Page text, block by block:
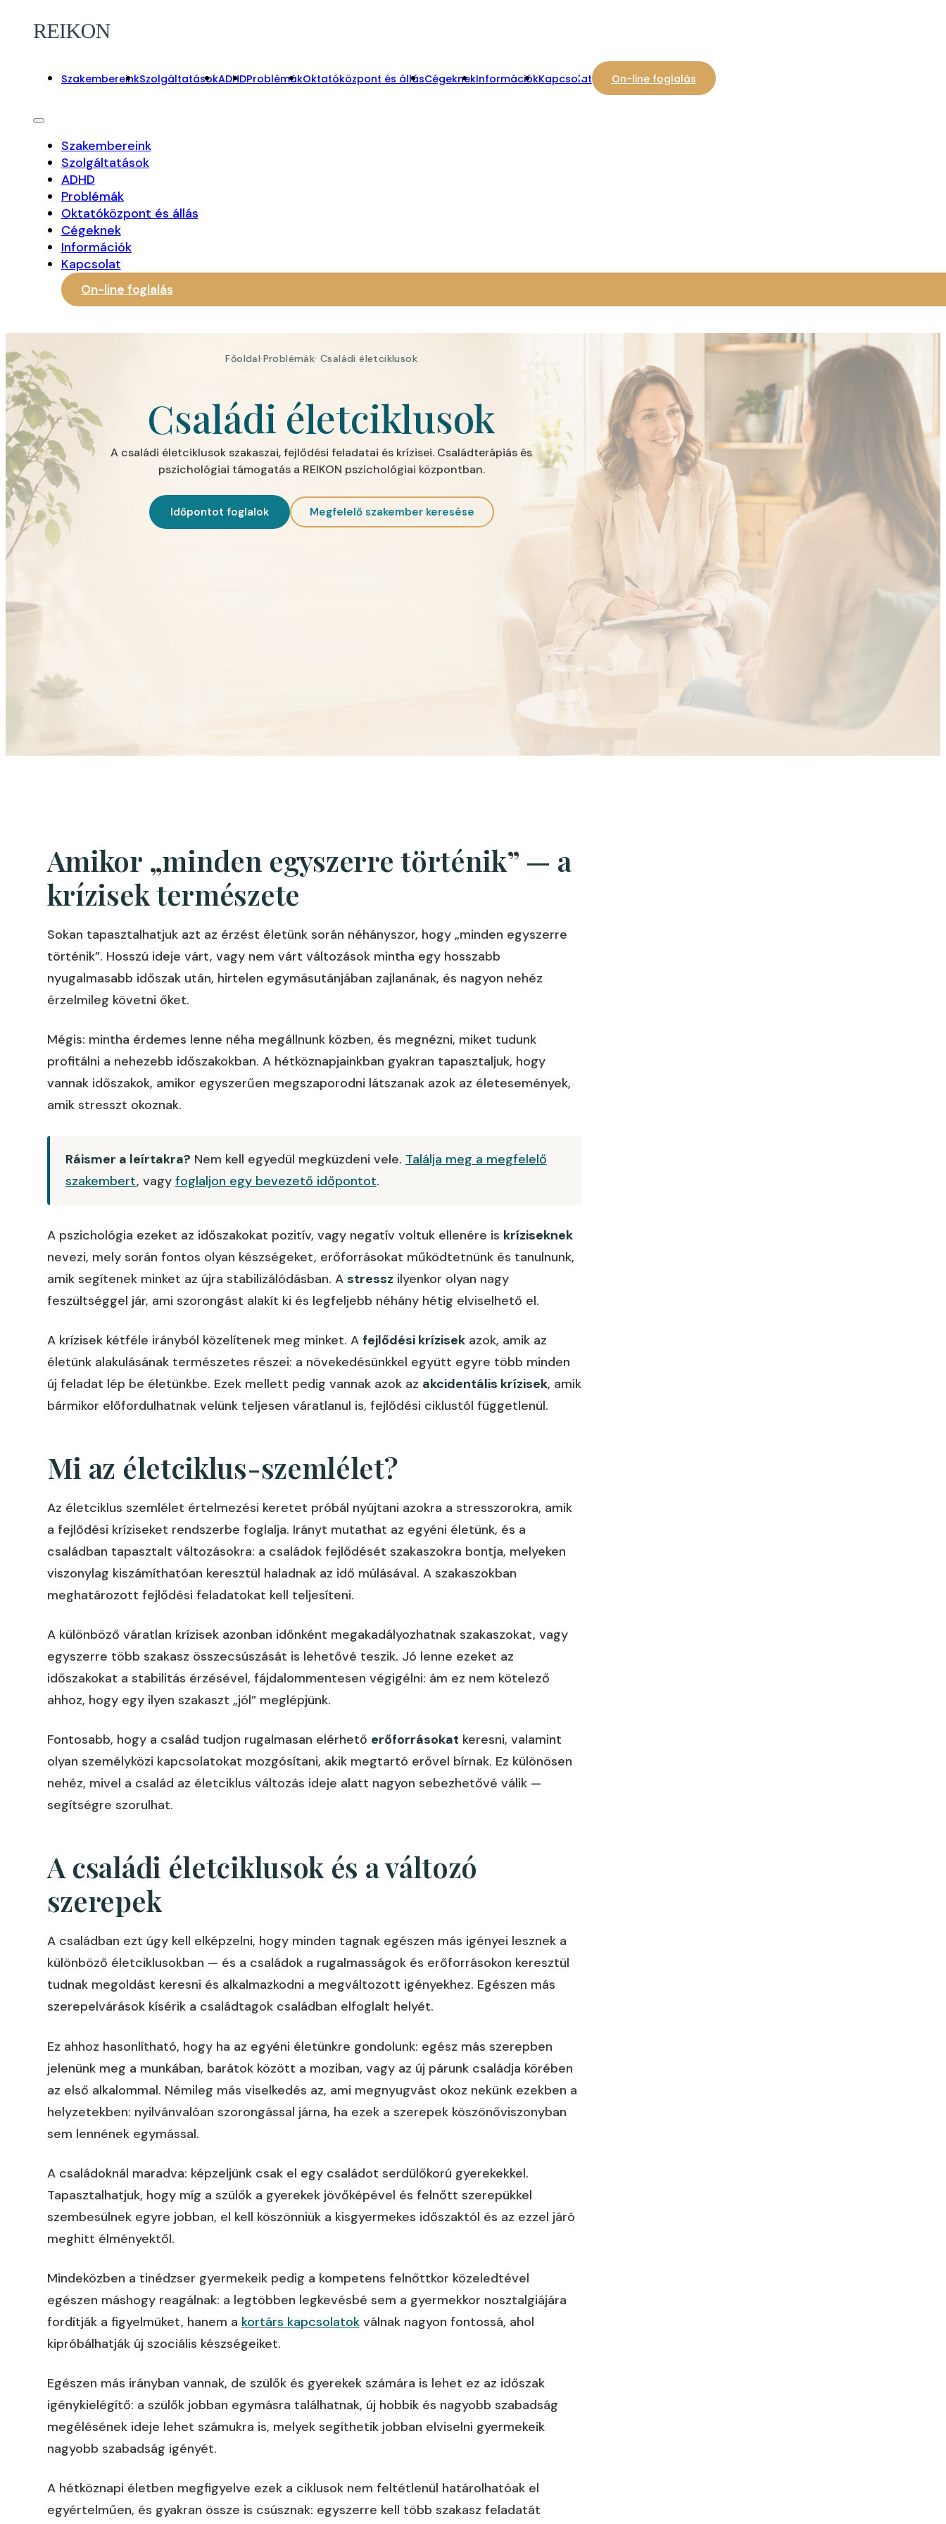
SzakembereinkSzolgáltatásokADHDProblémákOktatóközpont és állásCégeknekInformációkKapcsolat On-line foglalás
Szakembereink
Szolgáltatások
ADHD
Problémák
Oktatóközpont és állás
Cégeknek
Információk
Kapcsolat
On-line foglalás
Főoldal·Problémák· Családi életciklusok
Családi életciklusok
A családi életciklusok szakaszai, fejlődési feladatai és krízisei. Családterápiás és
pszichológiai támogatás a REIKON pszichológiai központban.
Időpontot foglalok Megfelelő szakember keresése
Amikor „minden egyszerre történik” — a
krízisek természete
Sokan tapasztalhatjuk azt az érzést életünk során néhányszor, hogy „minden egyszerre
történik”. Hosszú ideje várt, vagy nem várt változások mintha egy hosszabb
nyugalmasabb időszak után, hirtelen egymásutánjában zajlanának, és nagyon nehéz
érzelmileg követni őket.
Mégis: mintha érdemes lenne néha megállnunk közben, és megnézni, miket tudunk
profitálni a nehezebb időszakokban. A hétköznapjainkban gyakran tapasztaljuk, hogy
vannak időszakok, amikor egyszerűen megszaporodni látszanak azok az életesemények,
amik stresszt okoznak.
Ráismer a leírtakra? Nem kell egyedül megküzdeni vele. Találja meg a megfelelő
szakembert, vagy foglaljon egy bevezető időpontot.
A pszichológia ezeket az időszakokat pozitív, vagy negatív voltuk ellenére is kríziseknek
nevezi, mely során fontos olyan készségeket, erőforrásokat működtetnünk és tanulnunk,
amik segítenek minket az újra stabilizálódásban. A stressz ilyenkor olyan nagy
feszültséggel jár, ami szorongást alakít ki és legfeljebb néhány hétig elviselhető el.
A krízisek kétféle irányból közelítenek meg minket. A fejlődési krízisekazok, amik az
életünk alakulásának természetes részei: a növekedésünkkel együtt egyre több minden
új feladat lép be életünkbe. Ezek mellett pedig vannak azok az akcidentális krízisek, amik
bármikor előfordulhatnak velünk teljesen váratlanul is, fejlődési ciklustól függetlenül.
Mi az életciklus-szemlélet?
Az életciklus szemlélet értelmezési keretet próbál nyújtani azokra a stresszorokra, amik
a fejlődési kríziseket rendszerbe foglalja. Irányt mutathat az egyéni életünk, és a
családban tapasztalt változásokra: a családok fejlődését szakaszokra bontja, melyeken
viszonylag kiszámíthatóan keresztül haladnak az idő múlásával. A szakaszokban
meghatározott fejlődési feladatokat kell teljesíteni.
A különböző váratlan krízisek azonban időnként megakadályozhatnak szakaszokat, vagy
egyszerre több szakasz összecsúszását is lehetővé teszik. Jó lenne ezeket az
időszakokat a stabilitás érzésével, fájdalommentesen végigélni: ám ez nem kötelező
ahhoz, hogy egy ilyen szakaszt „jól” meglépjünk.
Fontosabb, hogy a család tudjon rugalmasan elérhető erőforrásokat keresni, valamint
olyan személyközi kapcsolatokat mozgósítani, akik megtartó erővel bírnak. Ez különösen
nehéz, mivel a család az életciklus változás ideje alatt nagyon sebezhetővé válik —
segítségre szorulhat.
A családi életciklusok és a változó
szerepek
A családban ezt úgy kell elképzelni, hogy minden tagnak egészen más igényei lesznek a
különböző életciklusokban — és a családok a rugalmasságok és erőforrásokon keresztül
tudnak megoldást keresni és alkalmazkodni a megváltozott igényekhez. Egészen más
szerepelvárások kísérik a családtagok családban elfoglalt helyét.
Ez ahhoz hasonlítható, hogy ha az egyéni életünkre gondolunk: egész más szerepben
jelenünk meg a munkában, barátok között a moziban, vagy az új párunk családja körében
az első alkalommal. Némileg más viselkedés az, ami megnyugvást okoz nekünk ezekben a
helyzetekben: nyilvánvalóan szorongással járna, ha ezek a szerepek köszönőviszonyban
sem lennének egymással.
A családoknál maradva: képzeljünk csak el egy családot serdülőkorú gyerekekkel.
Tapasztalhatjuk, hogy míg a szülők a gyerekek jövőképével és felnőtt szerepükkel
szembesülnek egyre jobban, el kell köszönniük a kisgyermekes időszaktól és az ezzel járó
meghitt élményektől.
Mindeközben a tinédzser gyermekeik pedig a kompetens felnőttkor közeledtével
egészen máshogy reagálnak: a legtöbben legkevésbé sem a gyermekkor nosztalgiájára
fordítják a figyelmüket, hanem a kortárs kapcsolatokválnak nagyon fontossá, ahol
kipróbálhatják új szociális készségeiket.
Egészen más irányban vannak, de szülők és gyerekek számára is lehet ez az időszak
igénykielégítő: a szülők jobban egymásra találhatnak, új hobbik és nagyobb szabadság
megélésének ideje lehet számukra is, melyek segíthetik jobban elviselni gyermekeik
nagyobb szabadság igényét.
A hétköznapi életben megfigyelve ezek a ciklusok nem feltétlenül határolhatóak el
egyértelműen, és gyakran össze is csúsznak: egyszerre kell több szakasz feladatát